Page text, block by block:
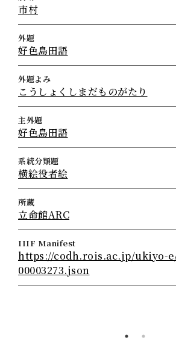
市村
外題
好色島田語
外題よみ
こうしょくしまだものがたり
主外題
好色島田語
系統分類題
横絵役者絵
所蔵
立命館ARC
IIIF Manifest
https://codh.rois.ac.jp/ukiyo-
00003273.json